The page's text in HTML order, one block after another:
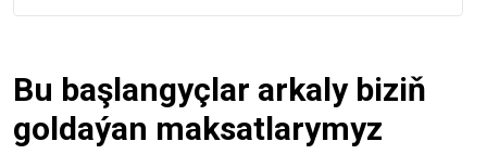
Bu başlangyçlar arkaly biziň
goldaýan maksatlarymyz